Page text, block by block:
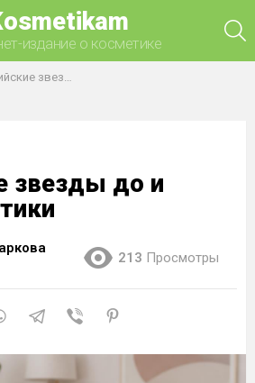
издание о косметике
до и после пластики
звезды до и
213 Просмотры